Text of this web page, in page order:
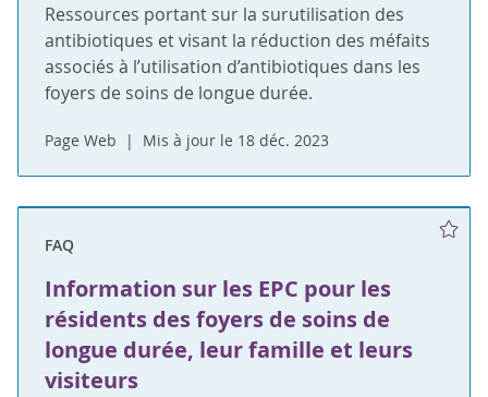
Ressources portant sur la surutilisation des
antibiotiques et visant la réduction des méfaits
associés à l’utilisation d’antibiotiques dans les
foyers de soins de longue durée.
Page Web Mis à jour le 18 déc. 2023
FAQ
Information sur les EPC pour les
résidents des foyers de soins de
longue durée, leur famille et leurs
visiteurs